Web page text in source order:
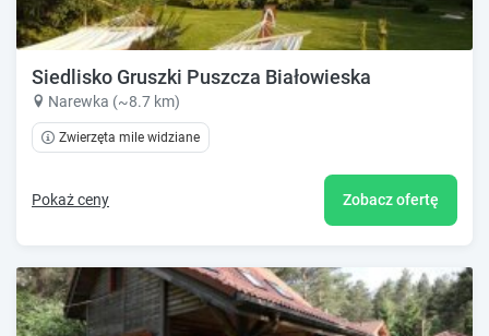
Siedlisko Gruszki Puszcza Białowieska
Narewka (~8.7 km)
Zwierzęta mile widziane
Pokaż ceny Zobacz ofertę